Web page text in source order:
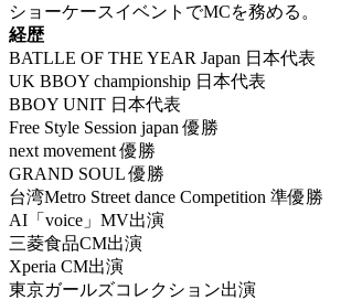
ショーケースイベントでMCを務める。
経歴
BATLLE OF THE YEAR Japan 日本代表
UK BBOY championship 日本代表
BBOY UNIT 日本代表
Free Style Session japan 優勝
next movement 優勝
GRAND SOUL 優勝
台湾Metro Street dance Competition 準優勝
AI「voice」MV出演
三菱食品CM出演
Xperia CM出演
東京ガールズコレクション出演